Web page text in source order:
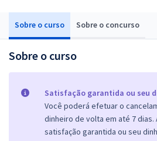
Sobre o curso Sobre o concurso
Sobre o curso
Satisfação garantida ou seu
Você poderá efetuar o
dinheiro de volta em até 7 dias.
satisfação garantida ou seu